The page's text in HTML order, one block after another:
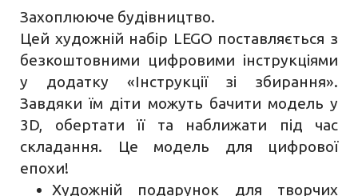
Захоплююче будівництво.
Цей художній набір LEGO поставляється з
безкоштовними цифровими інструкціями
у додатку «Інструкції зі збирання».
Завдяки їм діти можуть бачити модель у
3D, обертати її та наближати під час
складання. Це модель для цифрової
епохи!
Художній подарунок для творчих